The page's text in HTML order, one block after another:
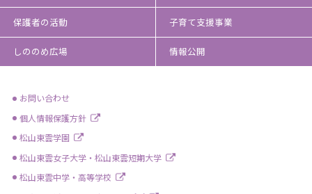
保護者の活動 子育て支援事業
しののめ広場 情報公開
お問い合わせ
個人情報保護方針
松山東雲学園
松山東雲女子大学・松山東雲短期大学
松山東雲中学・高等学校